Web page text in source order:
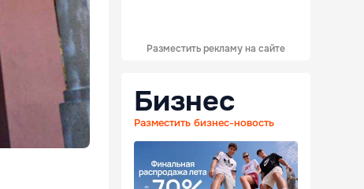
Разместить рекламу на сайте
Бизнес
Разместить бизнес-новость